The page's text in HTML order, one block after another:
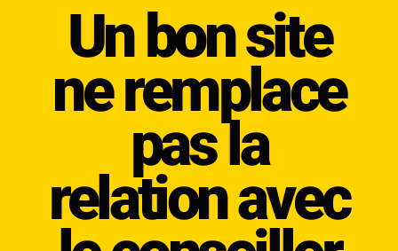
Un bon site
ne remplace
pas la
relation avec